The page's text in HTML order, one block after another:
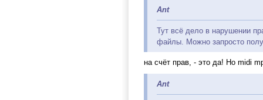
Ant
Тут всё дело в нарушении
файлы. Можно запросто
на счёт прав, - это да! Но midi
Ant